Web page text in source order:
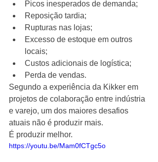
Picos inesperados de demanda;
Reposição tardia;
Rupturas nas lojas;
Excesso de estoque em outros
locais;
Custos adicionais de logística;
Perda de vendas.
Segundo a experiência da Kikker em
projetos de colaboração entre indústria
e varejo, um dos maiores desafios
atuais não é produzir mais.
É produzir melhor.
https://youtu.be/Mam0fCTgc5o